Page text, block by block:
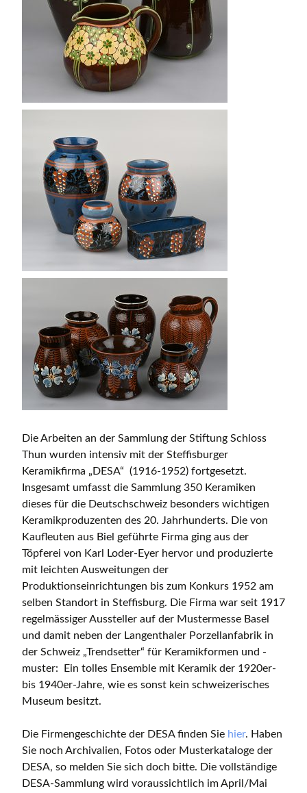
Die Arbeiten an der Sammlung der Stiftung Schloss
Thun wurden intensiv mit der Steffisburger
Keramikfirma „DESA“ (1916-1952) fortgesetzt.
Insgesamt umfasst die Sammlung 350 Keramiken
dieses für die Deutschschweiz besonders wichtigen
Keramikproduzenten des 20. Jahrhunderts. Die von
Kaufleuten aus Biel geführte Firma ging aus der
Töpferei von Karl Loder-Eyer hervor und produzierte
mit leichten Ausweitungen der
Produktionseinrichtungen bis zum Konkurs 1952 am
selben Standort in Steffisburg. Die Firma war seit 1917
regelmässiger Aussteller auf der Mustermesse Basel
und damit neben der Langenthaler Porzellanfabrik in
der Schweiz „Trendsetter“ für Keramikformen und -
muster: Ein tolles Ensemble mit Keramik der 1920er-
bis 1940er-Jahre, wie es sonst kein schweizerisches
Museum besitzt.
Die Firmengeschichte der DESA finden Sie hier. Haben
Sie noch Archivalien, Fotos oder Musterkataloge der
DESA, so melden Sie sich doch bitte. Die vollständige
DESA-Sammlung wird voraussichtlich im April/Mai